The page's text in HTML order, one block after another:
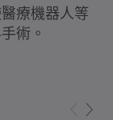
療機器人等
術。